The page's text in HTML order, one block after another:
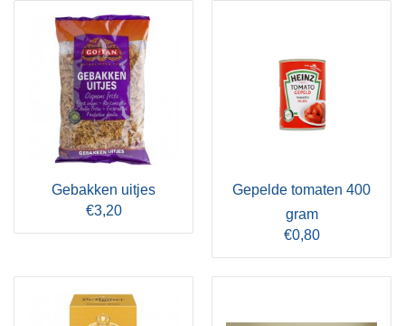
Gebakken uitjes
€3,20
Gepelde tomaten 400
gram
€0,80